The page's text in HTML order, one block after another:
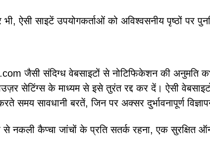
ऐसी साइटें उपयोगकर्ताओं को अविश्वसनीय पृष्ठों पर
जैसी संदिग्ध वेबसाइटों से नोटिफिकेशन की अनुमति
सेटिंग्स के माध्यम से इसे तुरंत रद्द कर दें। ऐसी
समय सावधानी बरतें, जिन पर अक्सर दुर्भावनापूर्ण
से नकली कैप्चा जांचों के प्रति सतर्क रहना, एक